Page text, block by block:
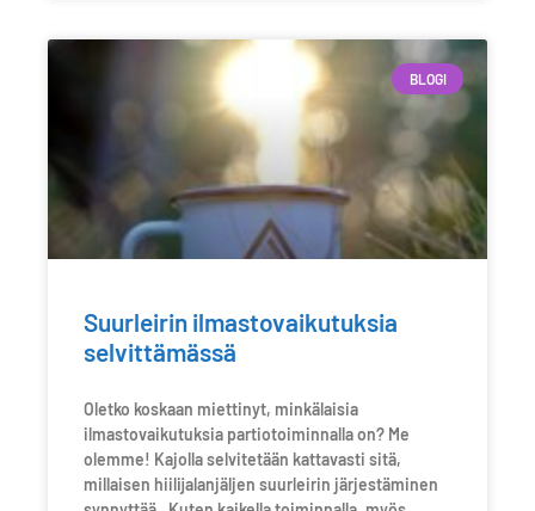
BLOGI
Suurleirin ilmastovaikutuksia
selvittämässä
Oletko koskaan miettinyt, minkälaisia
ilmastovaikutuksia partiotoiminnalla on? Me
olemme! Kajolla selvitetään kattavasti sitä,
millaisen hiilijalanjäljen suurleirin järjestäminen